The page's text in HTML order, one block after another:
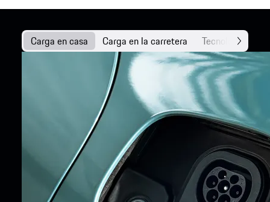
Carga en casa Carga en la carretera Tecnología